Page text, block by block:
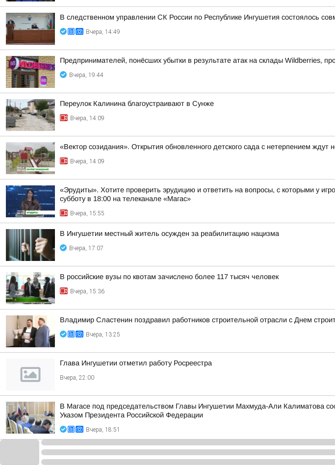
В следственном управлении СК России по Республике Ингушетия состоялось
Вчера, 14:49
Предпринимателей, понёсших убытки в результате атак на склады Wildberries,
Вчера, 19:44
Переулок Калинина благоустраивают в Сунже
Вчера, 14:09
«Вектор созидания». Открытия обновленного детского сада с нетерпением ждут
Вчера, 14:09
«Эрудиты». Хотите проверить эрудицию и ответить на вопросы, с которыми у
субботу в 18:00 на телеканале «Магас»
Вчера, 15:55
В Ингушетии местный житель осужден за реабилитацию нацизма
Вчера, 17:07
В российские вузы по квотам зачислено более 117 тысяч человек
Вчера, 15:36
Владимир Сластенин поздравил работников строительной отрасли с Днем
Вчера, 13:25
Глава Ингушетии отметил работу Росреестра
Вчера, 22:00
В Магасе под председательством Главы Ингушетии Махмуда-Али Калиматова
Указом Президента Российской Федерации
Вчера, 18:51